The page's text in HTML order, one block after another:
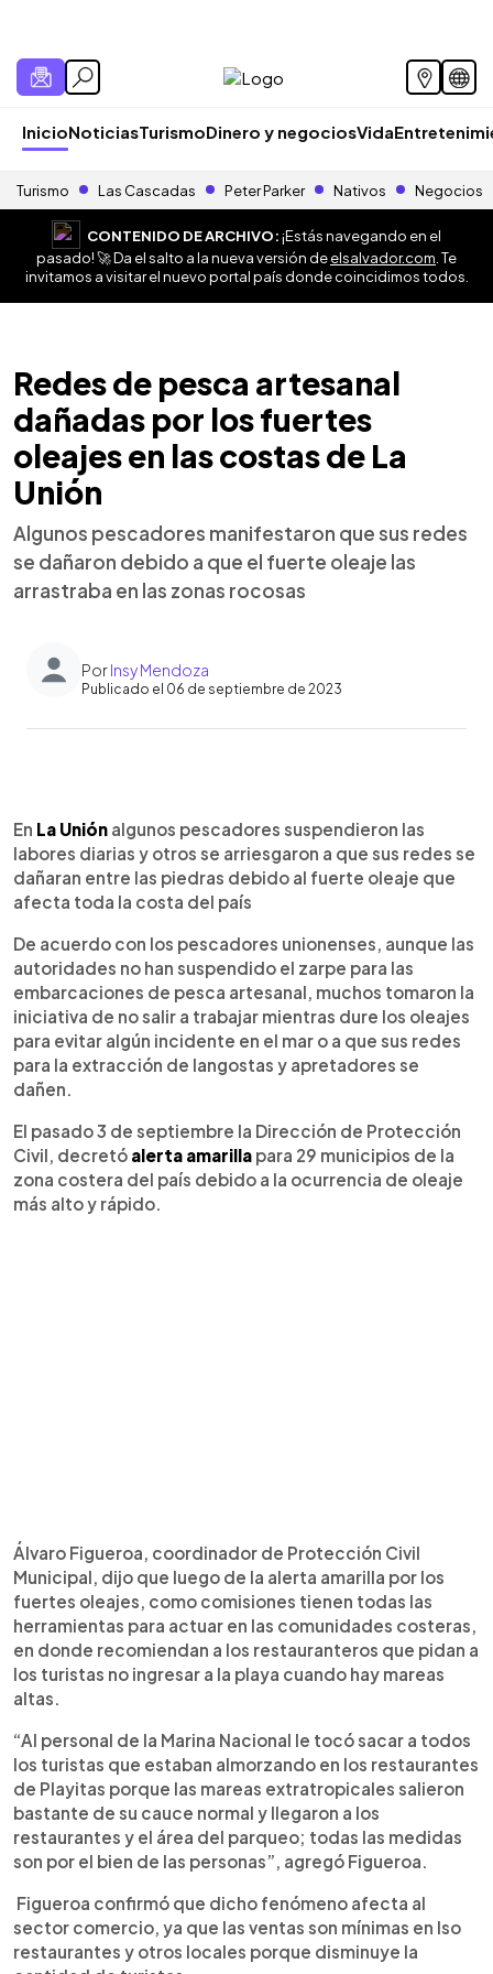
InicioNoticiasTurismoDinero y negociosVida
Turismo Las Cascadas Peter Parker Nativos Negocios
CONTENIDO DE ARCHIVO:¡Estás navegando en el
pasado! 🚀 Da el salto a la nueva versión deelsalvador.com . Te
invitamos a visitar el nuevo portal país donde coincidimos todos.
Redes de pesca artesanal
dañadas por los fuertes
oleajes en las costas de La
Unión
Algunos pescadores manifestaron que sus redes
se dañaron debido a que el fuerte oleaje las
arrastraba en las zonas rocosas
PorInsy Mendoza
Publicado el 06 de septiembre de 2023
► Escuchar artículo
En La Unión algunos pescadores suspendieron las
labores diarias y otros se arriesgaron a que sus redes se
dañaran entre las piedras debido al fuerte oleaje que
afecta toda la costa del país
De acuerdo con los pescadores unionenses, aunque las
autoridades no han suspendido el zarpe para las
embarcaciones de pesca artesanal, muchos tomaron la
iniciativa de no salir a trabajar mientras dure los oleajes
para evitar algún incidente en el mar o a que sus redes
para la extracción de langostas y apretadores se
dañen.
El pasado 3 de septiembre la Dirección de Protección
Civil, decretó alerta amarilla para 29 municipios de la
zona costera del país debido a la ocurrencia de oleaje
más alto y rápido.
Álvaro Figueroa, coordinador de Protección Civil
Municipal, dijo que luego de la alerta amarilla por los
fuertes oleajes, como comisiones tienen todas las
herramientas para actuar en las comunidades costeras,
en donde recomiendan a los restauranteros que pidan a
los turistas no ingresar a la playa cuando hay mareas
altas.
“Al personal de la Marina Nacional le tocó sacar a todos
los turistas que estaban almorzando en los restaurantes
de Playitas porque las mareas extratropicales salieron
bastante de su cauce normal y llegaron a los
restaurantes y el área del parqueo; todas las medidas
son por el bien de las personas”, agregó Figueroa.
Figueroa confirmó que dicho fenómeno afecta al
sector comercio, ya que las ventas son mínimas en lso
restaurantes y otros locales porque disminuye la